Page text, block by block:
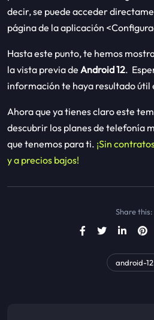
decir, se puede acceder
página de la aplicación
Hasta este punto, te hemos
la vista previa de Android 12.
información te haya resultado útil
Ahora que ya tienes claro este
descubrir los planes de telefonía
que tenemos para ti. ¡Sin
y a precios bajos!
Share this:
android-12